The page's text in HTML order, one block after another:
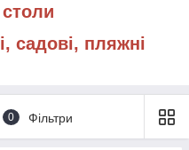
столи
садові, пляжні
0 Фільтри